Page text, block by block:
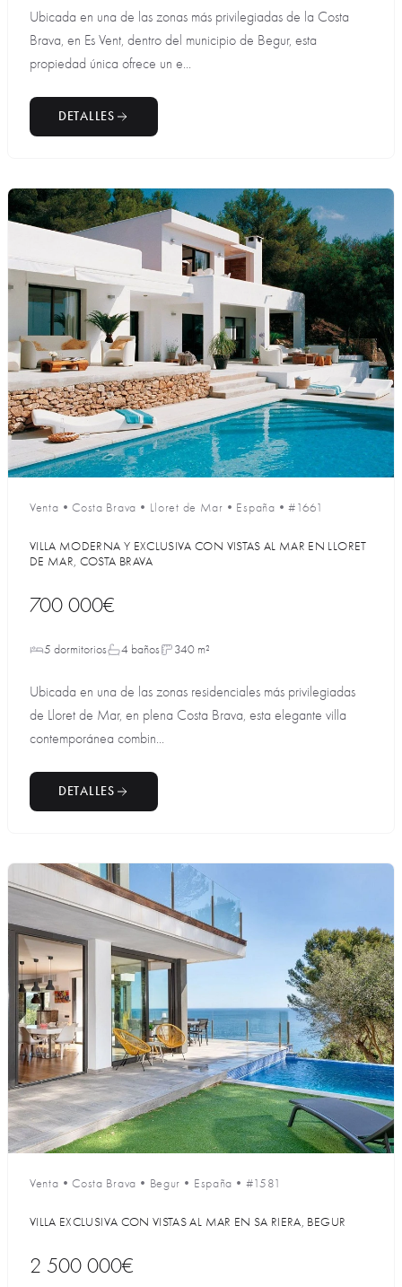
Ubicada en una de las zonas más privilegiadas de la Costa
Brava, en Es Vent, dentro del municipio de Begur, esta
propiedad única ofrece un e...
DETALLES
Venta •Costa Brava • Lloret de Mar • España •#1661
VILLA MODERNA Y EXCLUSIVA CON VISTAS AL MAR EN LLORET
DE MAR, COSTA BRAVA
700 000€
5 dormitorios 4 baños 340 m²
Ubicada en una de las zonas residenciales más privilegiadas
de Lloret de Mar, en plena Costa Brava, esta elegante villa
contemporánea combin...
DETALLES
Venta •Costa Brava • Begur • España • #1581
VILLA EXCLUSIVA CON VISTAS AL MAR EN SA RIERA, BEGUR
2 500 000€